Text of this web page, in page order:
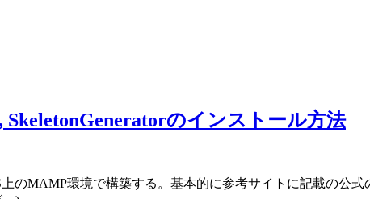
のインストール方法
のMAMP環境で構築する。基本的に参考サイトに記載の公